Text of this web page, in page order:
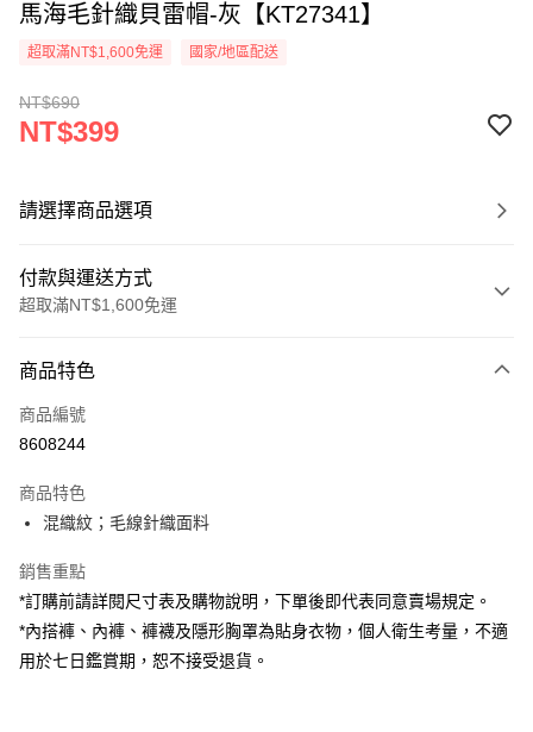
馬海毛針織貝雷帽-灰【KT27341】
超取滿NT$1,600免運 國家/地區配送
NT$690
NT$399
請選擇商品選項
付款與運送方式
超取滿NT$1,600免運
信用卡一次付款
超商取貨付款
Apple Pay
街口支付
Google Pay
大哥付你分期
商品特色
商品編號
8608244
商品特色
混織紋；毛線針織面料
銷售重點
*訂購前請詳閱尺寸表及購物說明，下單後即代表同意賣場規定。
*內搭褲、內褲、褲襪及隱形胸罩為貼身衣物，個人衛生考量，不適
用於七日鑑賞期，恕不接受退貨。